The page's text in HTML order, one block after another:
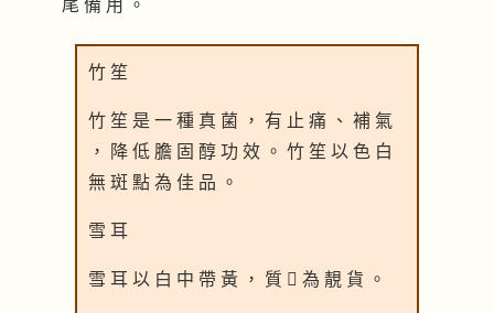
尾 備 用 。
竹 笙
竹 笙 是 一 種 真 菌 ， 有 止 痛 、 補 氣
， 降 低 膽 固 醇 功 效 。 竹 笙 以 色 白
無 斑 點 為 佳 品 。
雪 耳
雪 耳 以 白 中 帶 黃 ， 質  為 靚 貨 。